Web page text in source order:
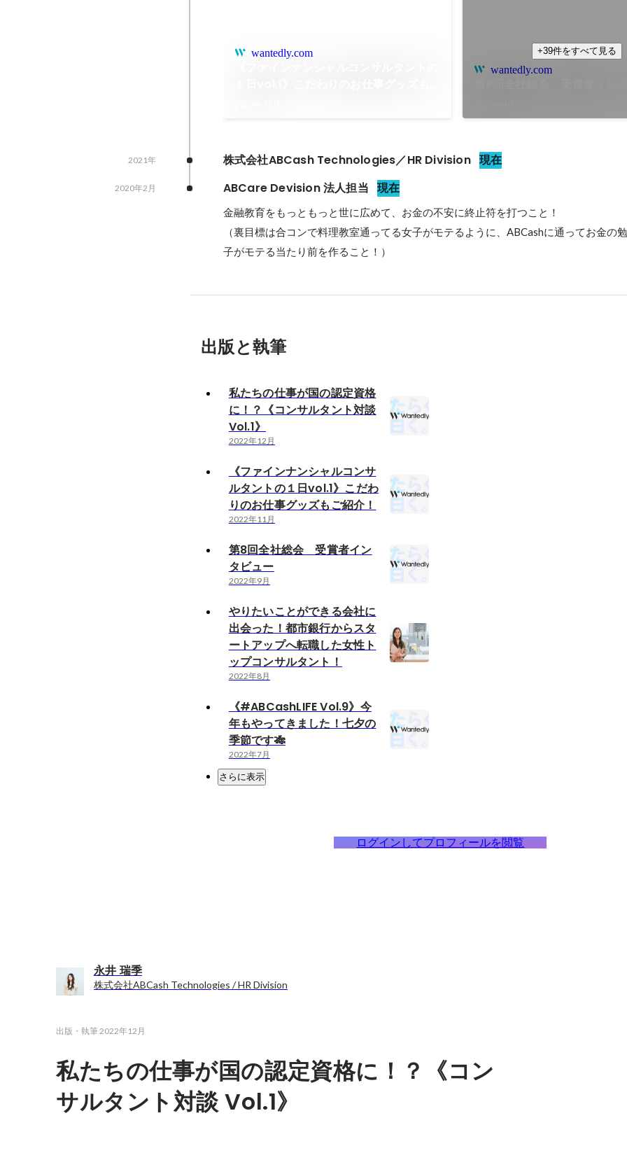
wantedly.com
wantedly.com
+39件をすべて見る
株式会社ABCash Technologies／HR Division 現在
2021年
ABCare Devision 法人担当 現在
2020年2月
金融教育をもっともっと世に広めて、お金の不安に終止符を打つこと！
（裏目標は合コンで料理教室通ってる女子がモテるように、ABCashに通ってお金の
子がモテる当たり前を作ること！）
出版と執筆
私たちの仕事が国の認定資格
に！？《コンサルタント対談
Vol.1》
2022年12月
《ファインナンシャルコンサ
ルタントの１日vol.1》こだわ
りのお仕事グッズもご紹介！
2022年11月
第8回全社総会 受賞者イン
タビュー
2022年9月
やりたいことができる会社に
出会った！都市銀行からスタ
ートアップへ転職した女性ト
ップコンサルタント！
2022年8月
《#ABCashLIFE Vol.9》今
年もやってきました！七夕の
季節です🎋
2022年7月
さらに表示
ログインしてプロフィールを閲覧
永井 瑞季
株式会社ABCash Technologies / HR Division
出版・執筆2022年12月
私たちの仕事が国の認定資格に！？《コン
サルタント対談 Vol.1》